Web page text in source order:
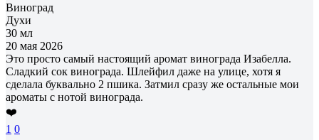
Виноград
Духи
30 мл
20 мая 2026
Это просто самый настоящий аромат винограда Изабелла.
Сладкий сок винограда. Шлейфил даже на улице, хотя я
сделала буквально 2 пшика. Затмил сразу же остальные мои
ароматы с нотой винограда.
❤️
1 0